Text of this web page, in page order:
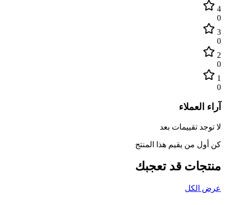
4
0
3
0
2
0
1
0
آراء العملاء
لا توجد تقييمات بعد
كن أول من يقيم هذا المنتج
منتجات قد تعجبك
عرض الكل